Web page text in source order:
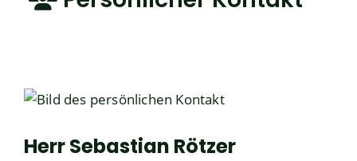
HerrSebastian Rötzer